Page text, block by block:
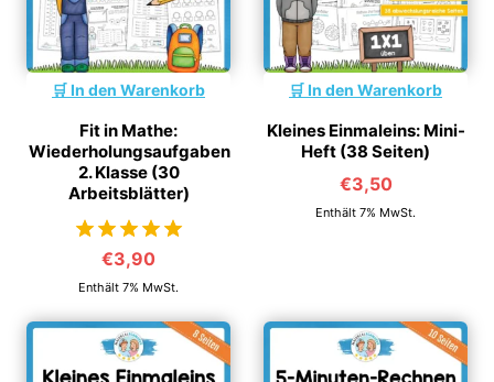
In den Warenkorb
Fit in Mathe:
Wiederholungsaufgaben
2. Klasse (30
Arbeitsblätter)
von 5
€3,90
Enthält 7% MwSt.
In den Warenkorb
Kleines Einmaleins: Mini-
Heft (38 Seiten)
€3,50
Enthält 7% MwSt.